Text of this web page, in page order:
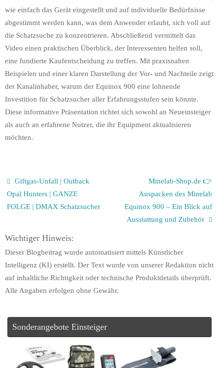
wie einfach das Gerät eingestellt und auf individuelle Bedürfnisse
abgestimmt werden kann, was dem Anwender erlaubt, sich voll auf
die Schatzsuche zu konzentrieren. Abschließend vermittelt das
Video einen praktischen Überblick, der Interessenten helfen soll,
eine fundierte Kaufentscheidung zu treffen. Mit praxisnahen
Beispielen und einer klaren Darstellung der Vor- und Nachteile zeigt
der Kanalinhaber, warum der Equinox 900 eine lohnende
Investition für Schatzsucher aller Erfahrungsstufen sein könnte.
Diese informative Präsentation richtet sich sowohl an Neueinsteiger
als auch an erfahrene Nutzer, die ihr Equipment aktualisieren
möchten.
Giftgas-Unfall | Outback
Opal Hunters | GANZE
FOLGE | DMAX Schatzsucher
Minelab-Shop.de 👉
Auspacken des Minelab
Equinox 900 – Ein Blick auf
Ausstattung und Zubehör
Wichtiger Hinweis:
Dieser Blogbeitrag wurde automatisiert mittels Künstlicher
Intelligenz (KI) erstellt. Der Text wurde von unserer Redaktion nicht
auf inhaltliche Richtigkeit oder technische Produktdetails überprüft.
Alle Angaben erfolgen ohne Gewähr.
Sonderangebote Einsteiger